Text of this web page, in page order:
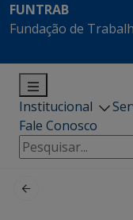
FUNTRAB
Fundação de
Institucional
Fale Conosco
Pesquisar
por: